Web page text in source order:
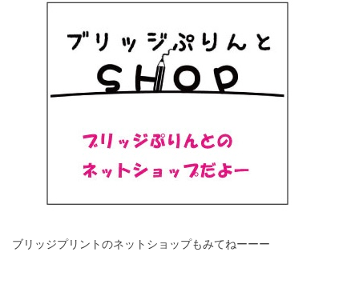
ブリッジプリントのネットショップもみてねーーー